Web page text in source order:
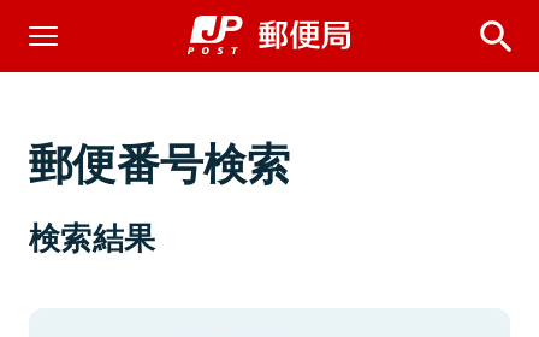
郵便番号検索
検索結果